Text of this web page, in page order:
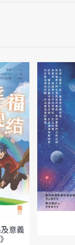
意義